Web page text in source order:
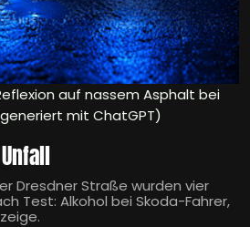
auf nassem Asphalt bei
mit ChatGPT)
Dresdner Straße wurden vier
Test: Alkohol bei Skoda-Fahrer,